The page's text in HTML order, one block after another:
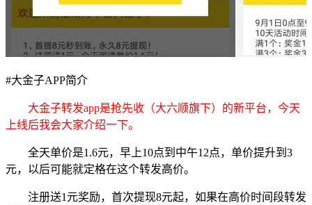
#大金子APP简介
大金子转发app是抢先收（大六顺旗下）的新平台，今天
上线后我会大家介绍一下。
全天单价是1.6元，早上10点到中午12点，单价提升到3
元，以后可能就定格在这个转发高价。
注册送1元奖励，首次提现8元起，如果在高价时间段转发